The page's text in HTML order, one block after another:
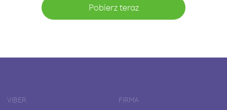
Pobierz teraz
VIBER FIRMA